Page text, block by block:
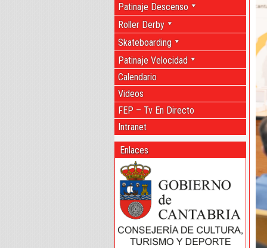
Patinaje Descenso
Roller Derby
Skateboarding
Patinaje Velocidad
Calendario
Videos
FEP – Tv En Directo
Intranet
Enlaces